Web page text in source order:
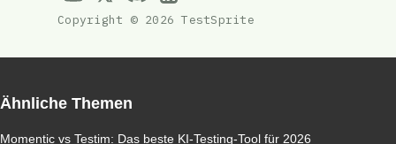
Copyright © 2026 TestSprite
Ähnliche Themen
Momentic vs Testim: Das beste KI-Testing-Tool für 2026